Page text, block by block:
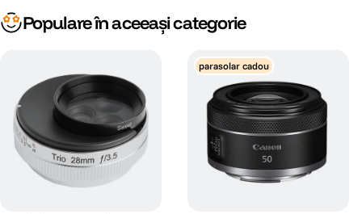
Populare în aceeași categorie
parasolar cadou